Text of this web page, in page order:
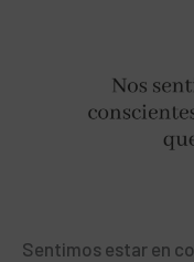
Sentimos estar en